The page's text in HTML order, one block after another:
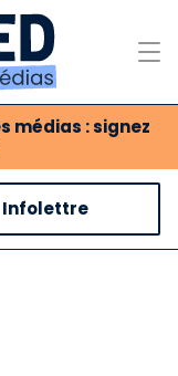
médias : signez
Infolettre